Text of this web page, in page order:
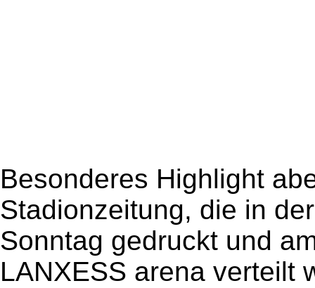
Besonderes Highlight
Stadionzeitung, die in
Sonntag gedruckt und
LANXESS arena verteilt